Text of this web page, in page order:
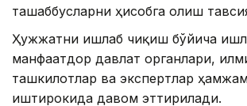
ташаббусларни ҳисобга олиш
Ҳужжатни ишлаб чиқиш бўйича
манфаатдор давлат органлари,
ташкилотлар ва экспертлар
иштирокида давом эттирилади.